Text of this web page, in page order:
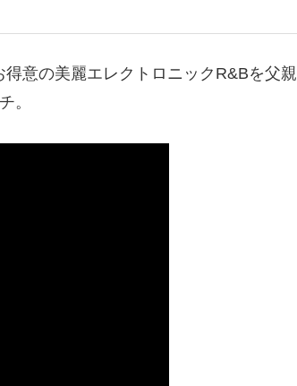
得意の美麗エレクトロニックR&Bを父親
。